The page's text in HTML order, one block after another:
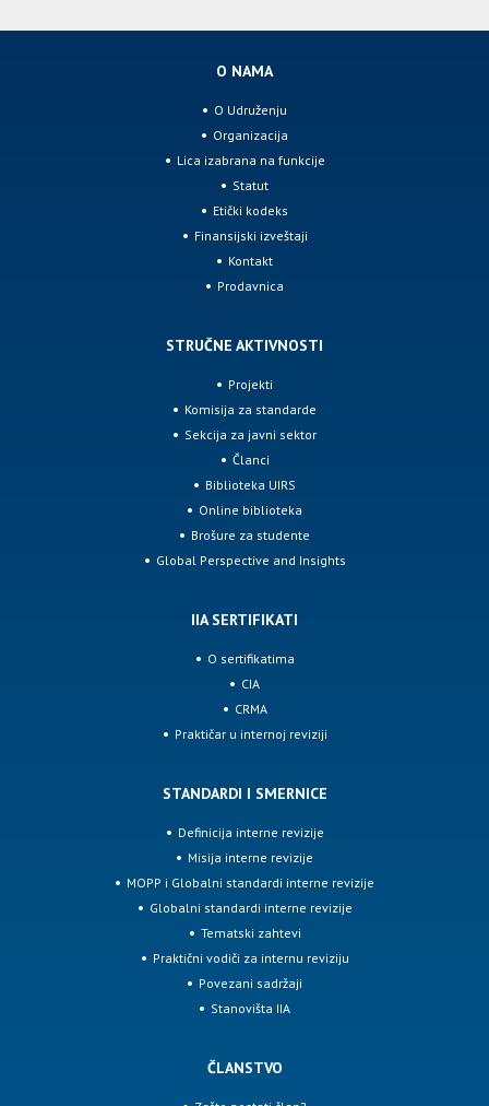
O NAMA
O Udruženju
Organizacija
Lica izabrana na funkcije
Statut
Etički kodeks
Finansijski izveštaji
Kontakt
Prodavnica
STRUČNE AKTIVNOSTI
Projekti
Komisija za standarde
Sekcija za javni sektor
Članci
Biblioteka UIRS
Online biblioteka
Brošure za studente
Global Perspective and Insights
IIA SERTIFIKATI
O sertifikatima
CIA
CRMA
Praktičar u internoj reviziji
STANDARDI I SMERNICE
Definicija interne revizije
Misija interne revizije
MOPP i Globalni standardi interne revizije
Globalni standardi interne revizije
Tematski zahtevi
Praktični vodiči za internu reviziju
Povezani sadržaji
Stanovišta IIA
ČLANSTVO